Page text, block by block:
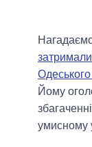
Йому
умисному